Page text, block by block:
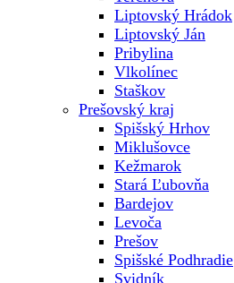
Liptovský Hrádok
Liptovský Ján
Pribylina
Vlkolínec
Staškov
Prešovský kraj
Spišský Hrhov
Miklušovce
Kežmarok
Stará Ľubovňa
Bardejov
Levoča
Prešov
Spišské Podhradie
Svidník